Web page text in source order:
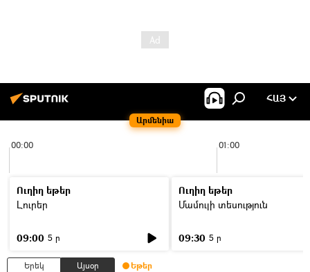
Արմենիա
ՀԱՅ
00:00 01:00
Ուղիղ եթեր
Լուրեր
09:00 5 ր
Ուղիղ եթեր
Մամուլի տեսություն
09:30 5 ր
Երեկ Այսօր Եթեր